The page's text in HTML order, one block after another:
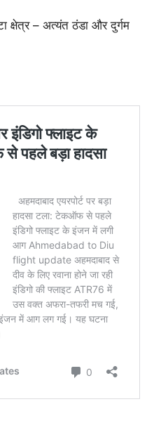
क्षेत्र – अत्यंत ठंडा और दुर्गम